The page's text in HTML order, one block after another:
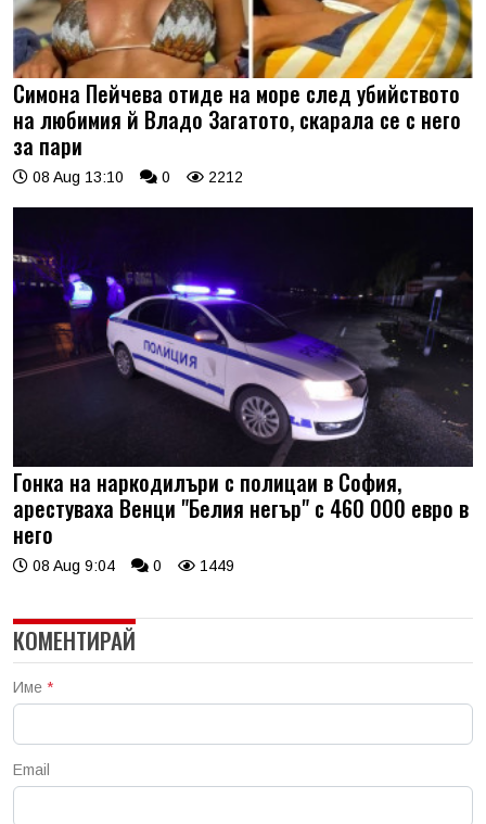
Симона Пейчева отиде на море след убийството
на любимия й Владо Загатото, скарала се с него
за пари
08 Aug 13:10 0 2212
Гонка на наркодилъри с полицаи в София,
арестуваха Венци "Белия негър" с 460 000 евро в
него
08 Aug 9:04 0 1449
КОМЕНТИРАЙ
Име *
Email